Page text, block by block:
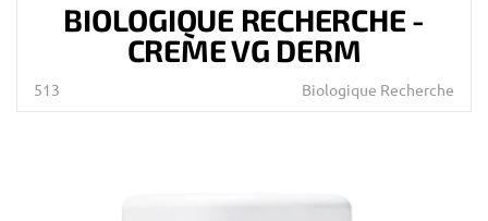
BIOLOGIQUE RECHERCHE -
CREME VG DERM
513 Biologique Recherche